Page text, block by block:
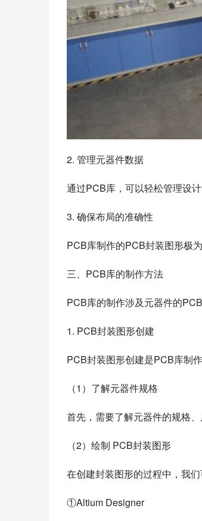
2. 管理元器件数据
通过PCB库，可以轻松管理设
3. 确保布局的准确性
PCB库制作的PCB封装图形极
三、PCB库的制作方法
PCB库的制作涉及元器件的
1. PCB封装图形创建
PCB封装图形创建是PCB库制
（1）了解元器件规格
首先，需要了解元器件的规格
（2）绘制 PCB封装图形
在创建封装图形的过程中，我们
①Altium Designer